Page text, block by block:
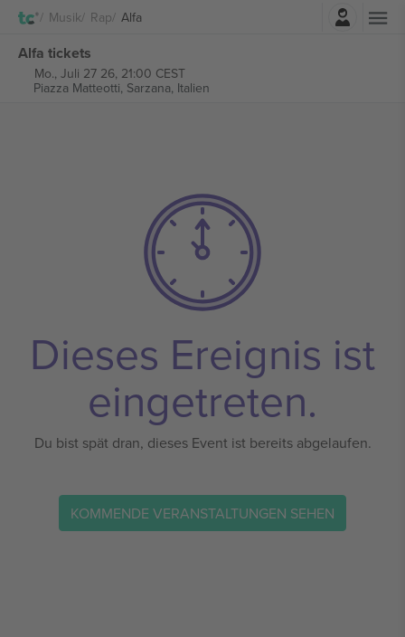
Musik Rap Alfa
Alfa tickets
Mo., Juli 27 26, 21:00 CEST
Piazza Matteotti, Sarzana, Italien
Dieses Ereignis ist
eingetreten.
Du bist spät dran, dieses Event ist bereits abgelaufen.
KOMMENDE VERANSTALTUNGEN SEHEN